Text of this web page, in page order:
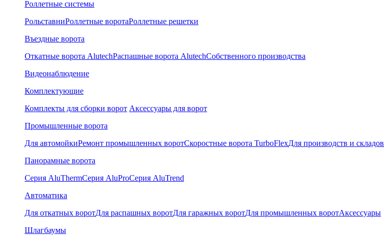
Роллетные системы
РольставниРоллетные воротаРоллетные решетки
Въездные ворота
Откатные ворота AlutechРаспашные ворота AlutechСобственного производства
Видеонаблюдение
Комплектующие
Комплекты для сборки ворот Аксессуары для ворот
Промышленные ворота
Для автомойкиРемонт промышленных воротСкоростные ворота TurboFlexДля производств и складов
Панорамные ворота
Серия AluThermСерия AluProСерия AluTrend
Автоматика
Для откатных воротДля распашных воротДля гаражных воротДля промышленных воротАксессуары
Шлагбаумы